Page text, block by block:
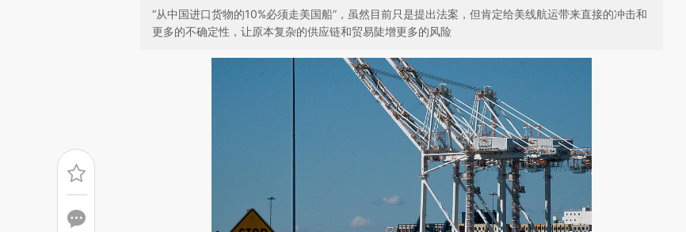
“从中国进口货物的10%必须走美国船”，虽然目前只是提出法案，但肯定给美线航运带来直接的冲击和
更多的不确定性，让原本复杂的供应链和贸易陡增更多的风险